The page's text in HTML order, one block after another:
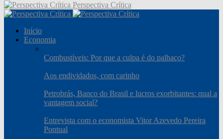
Perspectiva Crítica
Início
Economia
Combustíveis: Por que a culpa é do palhaço?
Aos endividados, com carinho
Petrobrás, Banco do Brasil e lucros exorbitantes: qual a
vantagem social?
Entrevista com o economista Vitor Azevedo Pereira
Pontual